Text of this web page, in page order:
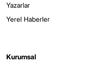
Yazarlar
Yerel Haberler
Kurumsal